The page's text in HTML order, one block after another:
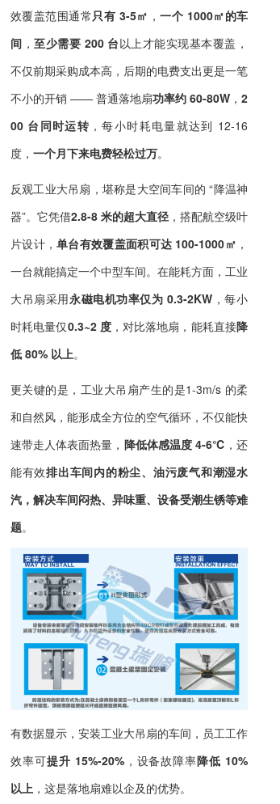
效覆盖范围通常只有 3-5㎡ ，一个 1000㎡的车
间 ，至少需要 200 台以上才能实现基本覆盖，
不仅前期采购成本高，后期的电费支出更是一笔
不小的开销 —— 普通落地扇功率约 60-80W ， 2
00 台同时运转 ，每小时耗电量就达到 12-16
度， 一个月下来电费轻松过万。
反观工业大吊扇，堪称是大空间车间的 “降温神
器”。它凭借2.8-8 米的超大直径 ，搭配航空级叶
片设计，单台有效覆盖面积可达 100-1000㎡ ，
一台就能搞定一个中型车间。在能耗方面，工业
大吊扇采用永磁电机功率仅为 0.3-2KW ，每小
时耗电量仅0.3~2 度，对比落地扇，能耗直接降
低 80% 以上。
更关键的是，工业大吊扇产生的是1-3m/s 的柔
和自然风，能形成全方位的空气循环，不仅能快
速带走人体表面热量， 降低体感温度 4-6℃ ，还
能有效排出车间内的粉尘、油污废气和潮湿水
汽，解决车间闷热、异味重、设备受潮生锈等难
题。
有数据显示，安装工业大吊扇的车间，员工工作
效率可提升 15%-20%，设备故障率降低 10%
以上 ，这是落地扇难以企及的优势。